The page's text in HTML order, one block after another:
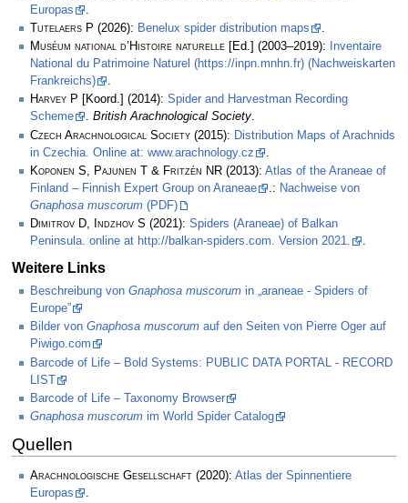
Europas
Tutelaers P (2026): Benelux spider distribution maps
Muséum national d’Histoire naturelle [Ed.] (2003–2019):
Inventaire
National du Patrimoine Naturel (https://inpn.mnhn.fr) (Nachweiskarten
Frankreichs)
.
Harvey P [Koord.] (2014): Spider and Harvestman Recording
Scheme
. British Arachnological Society.
Czech Arachnological Society (2015): Distribution Maps of Arachnids
in Czechia. Online at: www.arachnology.cz
Koponen S, Pajunen T & Fritzén NR (2013): Atlas of the Araneae of
Finland – Finnish Expert Group on Araneae
.: Nachweise von
Gnaphosa muscorum (PDF)
Dimitrov D, Indzhov S (2021): Spiders (Araneae) of Balkan
Peninsula. online at http://balkan-spiders.com. Version 2021.
.
Weitere Links
Beschreibung von Gnaphosa muscorum in „araneae - Spiders of
Europe”
Bilder von Gnaphosa muscorum auf den Seiten von Pierre Oger auf
Piwigo.com
Barcode of Life – Bold Systems: PUBLIC DATA PORTAL - RECORD
LIST
Barcode of Life – Taxonomy Browser
Gnaphosa muscorum im World Spider Catalog
Quellen
Arachnologische Gesellschaft (2020): Atlas der Spinnentiere
Europas